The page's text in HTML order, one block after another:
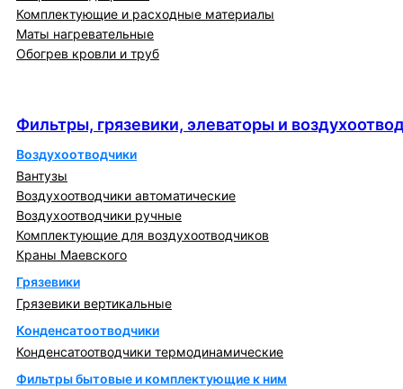
Комплектующие и расходные материалы
Маты нагревательные
Обогрев кровли и труб
Фильтры, грязевики, элеваторы и
Воздухоотводчики
Вантузы
Воздухоотводчики автоматические
Воздухоотводчики ручные
Комплектующие для воздухоотводчиков
Краны Маевского
Грязевики
Грязевики вертикальные
Конденсатоотводчики
Конденсатоотводчики термодинамические
Фильтры бытовые и комплектующие к ним